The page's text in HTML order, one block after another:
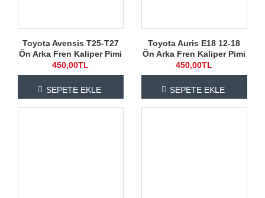
Toyota Avensis T25-T27
Ön Arka Fren Kaliper Pimi
450,00TL
SEPETE EKLE
Toyota Auris E18 12-18
Ön Arka Fren Kaliper Pimi
450,00TL
SEPETE EKLE